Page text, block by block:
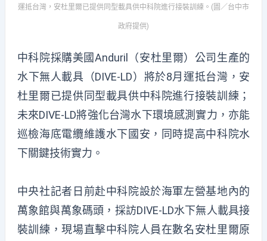
運抵台灣，安杜里爾已提供同型載具供中科院進行接裝訓練。(圖／台中市
政府提供)
中科院採購美國Anduril（安杜里爾）公司生產的
水下無人載具（DIVE-LD）將於8月運抵台灣，安
杜里爾已提供同型載具供中科院進行接裝訓練；
未來DIVE-LD將強化台灣水下環境感測實力，亦能
巡檢海底電纜維護水下國安，同時提高中科院水
下關鍵技術實力。
中央社記者日前赴中科院設於海軍左營基地內的
萬象館與萬象碼頭，採訪DIVE-LD水下無人載具接
裝訓練，現場直擊中科院人員在數名安杜里爾原